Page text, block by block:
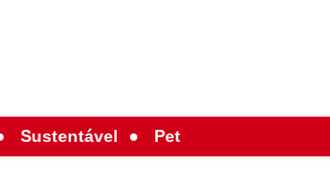
Sustentável Pet